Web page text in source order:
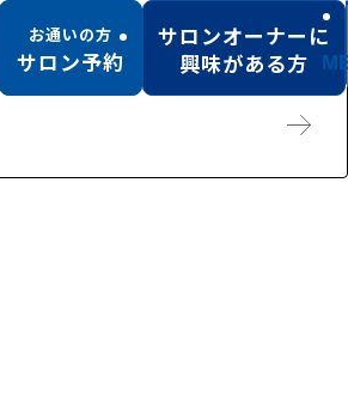
お通いの方
サロン予約
サロンオーナーに
興味がある方